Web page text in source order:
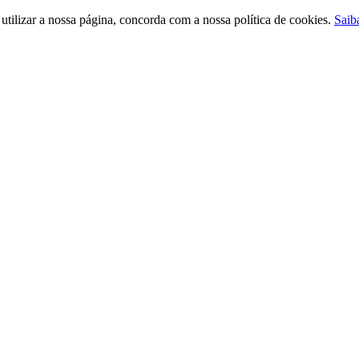
a nossa página, concorda com a nossa política de cookies.